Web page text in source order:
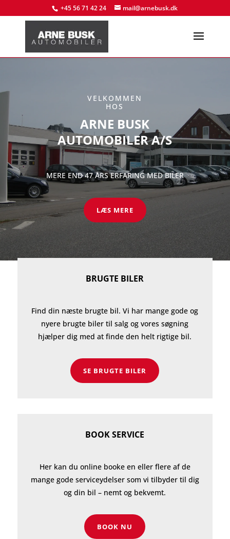
+45 56 71 42 24 mail@arnebusk.dk
VELKOMMEN
HOS
ARNE BUSK
AUTOMOBILER A/S
MERE END 47 ÅRS ERFARING MED BILER
LÆS MERE
BRUGTE BILER
Find din næste brugte bil. Vi har mange gode og
nyere brugte biler til salg og vores søgning
hjælper dig med at finde den helt rigtige bil.
SE BRUGTE BILER
BOOK SERVICE
Her kan du online booke en eller flere af de
mange gode serviceydelser som vi tilbyder til dig
og din bil – nemt og bekvemt.
BOOK NU